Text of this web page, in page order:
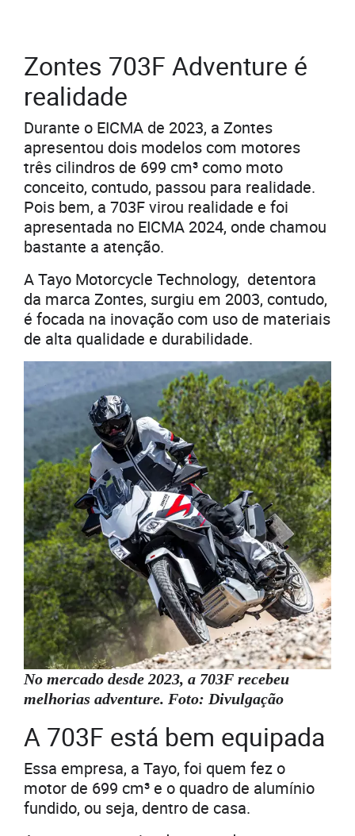
Zontes 703F Adventure é
realidade
Durante o EICMA de 2023, a Zontes
apresentou dois modelos com motores
três cilindros de 699 cm³ como moto
conceito, contudo, passou para realidade.
Pois bem, a 703F virou realidade e foi
apresentada no EICMA 2024, onde chamou
bastante a atenção.
A Tayo Motorcycle Technology, detentora
da marca Zontes, surgiu em 2003, contudo,
é focada na inovação com uso de materiais
de alta qualidade e durabilidade.
No mercado desde 2023, a 703F recebeu
melhorias adventure. Foto: Divulgação
A 703F está bem equipada
Essa empresa, a Tayo, foi quem fez o
motor de 699 cm³ e o quadro de alumínio
fundido, ou seja, dentro de casa.